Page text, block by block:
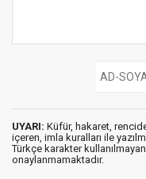
UYARI: Küfür, hakaret,
içeren, imla kuralları ile
Türkçe karakter
onaylanmamaktadır.